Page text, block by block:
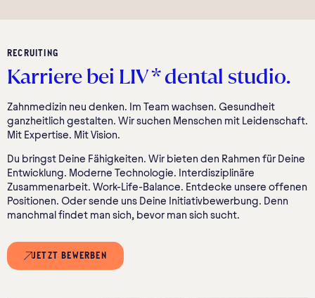
RECRUITING
Karriere bei LIV * dental studio.
Zahnmedizin neu denken. Im Team wachsen. Gesundheit
ganzheitlich gestalten. Wir suchen Menschen mit Leidenschaft.
Mit Expertise. Mit Vision.
Du bringst Deine Fähigkeiten. Wir bieten den Rahmen für Deine
Entwicklung. Moderne Technologie. Interdisziplinäre
Zusammenarbeit. Work-Life-Balance. Entdecke unsere offenen
Positionen. Oder sende uns Deine Initiativbewerbung. Denn
manchmal findet man sich, bevor man sich sucht.
JETZT BEWERBEN